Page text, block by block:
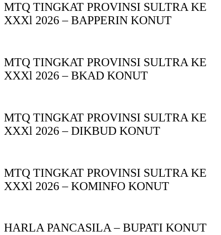
MTQ TINGKAT PROVINSI SULTRA KE
XXXl 2026 – BAPPERIN KONUT
MTQ TINGKAT PROVINSI SULTRA KE
XXXl 2026 – BKAD KONUT
MTQ TINGKAT PROVINSI SULTRA KE
XXXl 2026 – DIKBUD KONUT
MTQ TINGKAT PROVINSI SULTRA KE
XXXl 2026 – KOMINFO KONUT
HARLA PANCASILA – BUPATI KONUT